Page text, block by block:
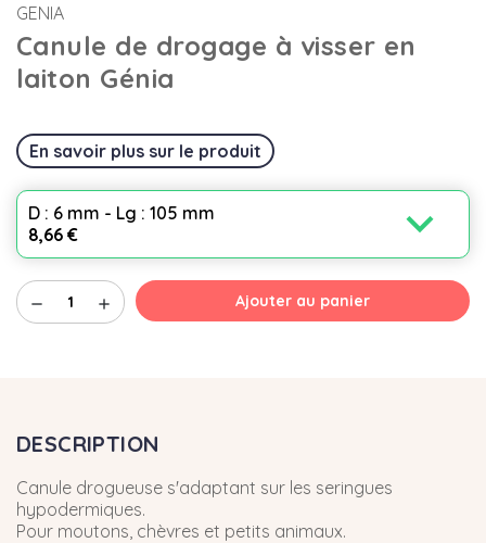
GENIA
Canule de drogage à visser en
laiton Génia
En savoir plus sur le produit
D : 6 mm - Lg : 105 mm
8,66 €
expand_more
remove add Ajouter au panier
DESCRIPTION
Canule drogueuse s'adaptant sur les seringues
hypodermiques.
Pour moutons, chèvres et petits animaux.